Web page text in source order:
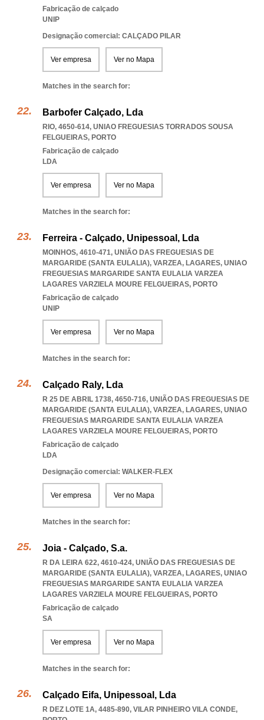
Fabricação de calçado
UNIP
Designação comercial: CALÇADO PILAR
Ver empresa Ver no Mapa
Matches in the search for:
Barbofer Calçado, Lda
RIO, 4650-614, UNIAO FREGUESIAS TORRADOS SOUSA
FELGUEIRAS, PORTO
Fabricação de calçado
LDA
Ver empresa Ver no Mapa
Matches in the search for:
Ferreira - Calçado, Unipessoal, Lda
MOINHOS, 4610-471, UNIÃO DAS FREGUESIAS DE
MARGARIDE (SANTA EULALIA), VARZEA, LAGARES, UNIAO
FREGUESIAS MARGARIDE SANTA EULALIA VARZEA
LAGARES VARZIELA MOURE FELGUEIRAS, PORTO
Fabricação de calçado
UNIP
Ver empresa Ver no Mapa
Matches in the search for:
Calçado Raly, Lda
R 25 DE ABRIL 1738, 4650-716, UNIÃO DAS FREGUESIAS DE
MARGARIDE (SANTA EULALIA), VARZEA, LAGARES, UNIAO
FREGUESIAS MARGARIDE SANTA EULALIA VARZEA
LAGARES VARZIELA MOURE FELGUEIRAS, PORTO
Fabricação de calçado
LDA
Designação comercial: WALKER-FLEX
Ver empresa Ver no Mapa
Matches in the search for:
Joia - Calçado, S.a.
R DA LEIRA 622, 4610-424, UNIÃO DAS FREGUESIAS DE
MARGARIDE (SANTA EULALIA), VARZEA, LAGARES, UNIAO
FREGUESIAS MARGARIDE SANTA EULALIA VARZEA
LAGARES VARZIELA MOURE FELGUEIRAS, PORTO
Fabricação de calçado
SA
Ver empresa Ver no Mapa
Matches in the search for:
Calçado Eifa, Unipessoal, Lda
R DEZ LOTE 1A, 4485-890, VILAR PINHEIRO VILA CONDE,